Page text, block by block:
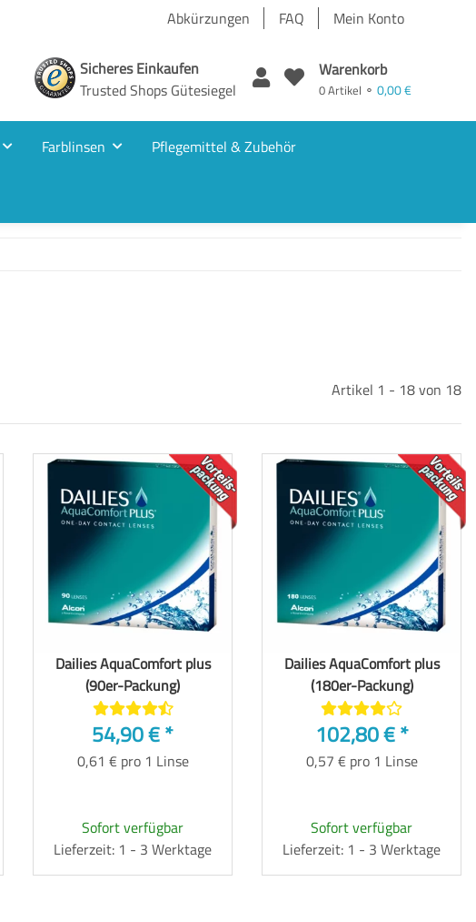
Abkürzungen FAQ Mein Konto
Sicheres Einkaufen
Trusted Shops Gütesiegel
Warenkorb
0 Artikel ⚬ 0,00 €
Farblinsen Pflegemittel & Zubehör
Artikel 1 - 18 von 18
TOP
Dailies AquaComfort plus
(90er-Packung)
54,90 €*
0,61 € pro 1 Linse
Sofort verfügbar
Lieferzeit: 1 - 3 Werktage
TOP
Dailies AquaComfort plus
(180er-Packung)
102,80 €*
0,57 € pro 1 Linse
Sofort verfügbar
Lieferzeit: 1 - 3 Werktage